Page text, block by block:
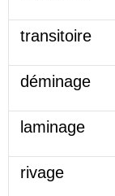
transitoire
déminage
laminage
rivage